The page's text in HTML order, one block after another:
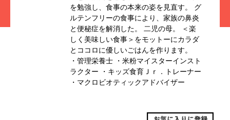
を勉強し、食事の本来の姿を見直す。 グ
ルテンフリーの食事により、家族の鼻炎
と便秘症を解消した。 二児の母。 ＜楽
しく美味しい食事＞をモットーにカラダ
とココロに優しいごはんを作ります。
・管理栄養士 ・米粉マイスターインスト
ラクター ・キッズ食育Ｊｒ．トレーナー
・マクロビオティックアドバイザー